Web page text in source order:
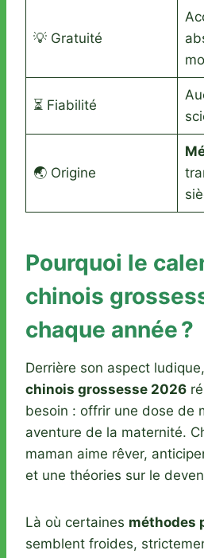
💡 Gratuité
⏳ Fiabilité
🌏 Origine
Pourquoi le
chinois
chaque année ?
Derrière son aspect
chinois grossesse 2026
besoin : offrir une dose de
aventure de la maternité.
maman aime rêver,
et une théories sur le
Là où certaines méthodes
semblent froides,